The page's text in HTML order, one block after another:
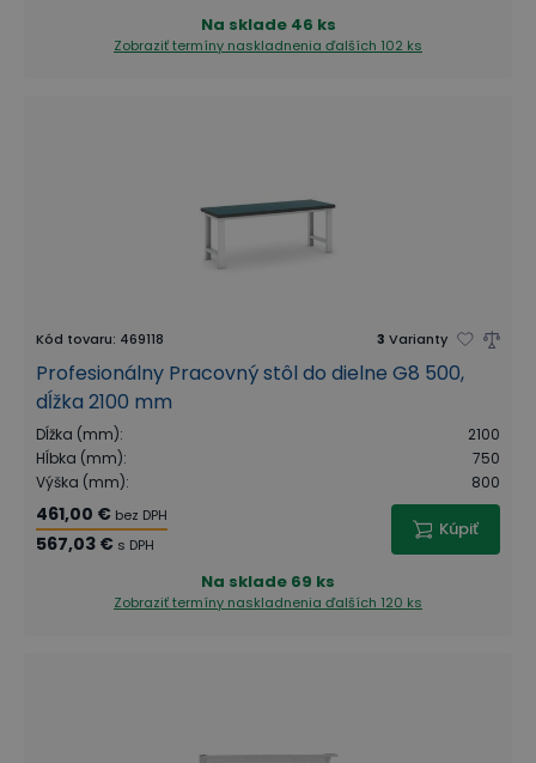
Na sklade 46 ks
Zobraziť termíny naskladnenia ďalších 102 ks
Kód tovaru: 469118 3 Varianty
Profesionálny Pracovný stôl do dielne G8 500,
dĺžka 2100 mm
Dĺžka (mm):
2100
Hĺbka (mm):
750
Výška (mm): 800
461,00 € bez DPH
567,03 € s DPH
Kúpiť
Na sklade 69 ks
Zobraziť termíny naskladnenia ďalších 120 ks